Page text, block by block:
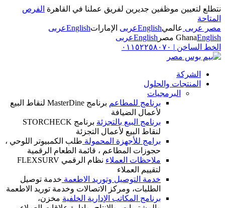
نتطلع لتعيين موظفين جديرين لفريق عملنا في القاهرة الفرص
المتاحة
مصر عربى عالميEnglishعربى الإماراتEnglishعربى
GhanaEnglish مصر Englishعربى
الخط الساخن | ٠١١٥٢٢٥٨٠٧٠
الشركة
المنتجات والحلول
البرمجيات
برنامج للمطاعم
برنامج MasterDine لنقاط البيع
لأعمال الضيافة
برنامج البيع بالتجزئة
برنامج STORCHECK
لنقاط البيع لأعمال التجزئة
برامج للأجهزة المحمولة طلب الكمبيوتر اللوحي ،
حجوزات المطاعم ، قائمة الطعام الرقمية
ملاحظات العملاء
نظام الرقمي FLEXSURV
لتقييم العملاء
خدمة التوصيل وتوريد الاطعمة خدمة توصيل
الطلبات، ومركز الاتصالات وخدمة توريد الاطعمة
برنامج المكاتب الإدارية الخلفية مخزن،